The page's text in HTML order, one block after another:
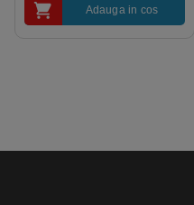
Adauga in cos